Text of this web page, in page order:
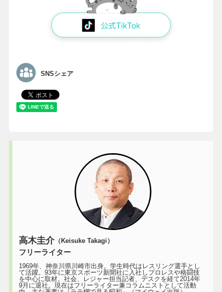
SNSシェア
高木圭介（Keisuke Takagi）
フリーライター
1969年、神奈川県川崎市出身。学生時代はレスリング選手とし
て活躍。93年に東京スポーツ新聞社に入社しプロレスや格闘技
を中心に取材。社会、レジャー担当記者、デスクを経て2014年
9月に退社。現在はフリーライター兼コラムニストとして活動